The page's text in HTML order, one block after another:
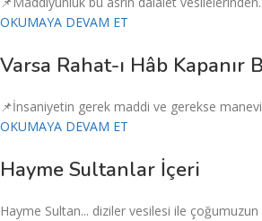
OKUMAYA DEVAM ET
Varsa Rahat-ı Hâb Kapanır
📌İnsaniyetin gerek maddi ve gerekse
OKUMAYA DEVAM ET
Hayme Sultanlar İçeri
Hayme Sultan... diziler vesilesi ile çoğumuzun